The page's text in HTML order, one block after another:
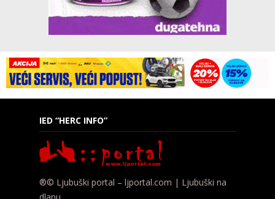
IED “HERC INFO”
®© Ljubuški portal – ljportal.com | Ljubuški na